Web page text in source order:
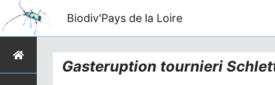
Biodiv'Pays de la Loire
Gasteruption tournieri